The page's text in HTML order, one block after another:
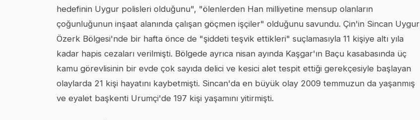
hedefinin Uygur polisleri olduğunu", "ölenlerden Han milliyetine mensup olanların
çoğunluğunun inşaat alanında çalışan göçmen işçiler" olduğunu savundu. Çin'in Sincan Uygur
Özerk Bölgesi'nde bir hafta önce de "şiddeti teşvik ettikleri" suçlamasıyla 11 kişiye altı yıla
kadar hapis cezaları verilmişti. Bölgede ayrıca nisan ayında Kaşgar'ın Baçu kasabasında üç
kamu görevlisinin bir evde çok sayıda delici ve kesici alet tespit ettiği gerekçesiyle başlayan
olaylarda 21 kişi hayatını kaybetmişti. Sincan'da en büyük olay 2009 temmuzun da yaşanmış
ve eyalet başkenti Urumçi'de 197 kişi yaşamını yitirmişti.